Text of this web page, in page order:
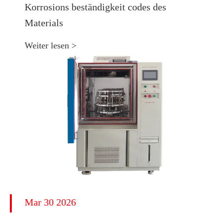
Korrosions beständigkeit codes des
Materials
Weiter lesen >
Mar 30 2026